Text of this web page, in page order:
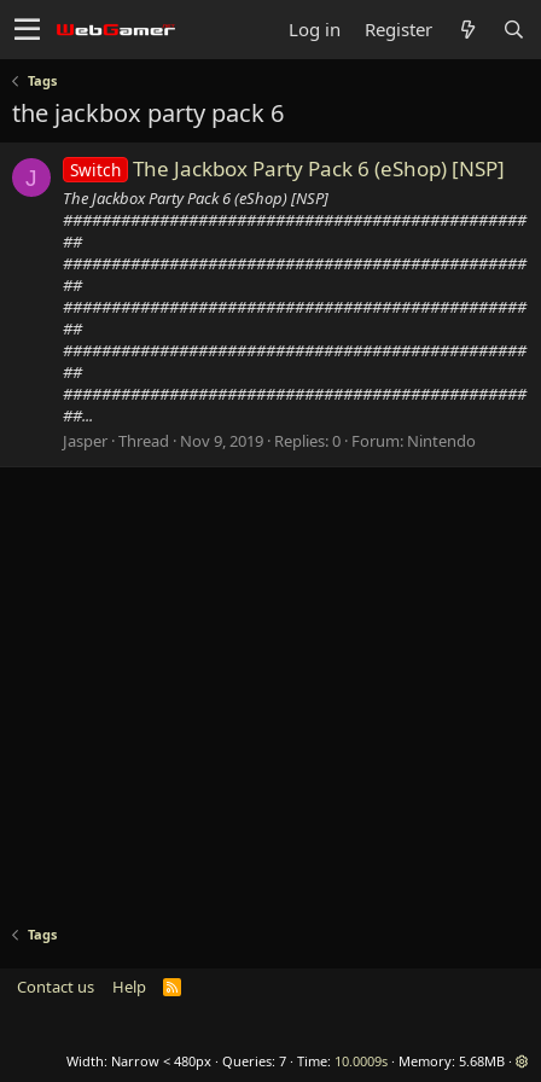
Log in Register
Tags
the jackbox party pack 6
J Switch The Jackbox Party Pack 6 (eShop) [NSP]
The Jackbox Party Pack 6 (eShop) [NSP]
################################################
##
################################################
##
################################################
##
################################################
##
################################################
##...
Jasper Thread Nov 9, 2019 Replies: 0 Forum: Nintendo
Tags
Contact us Help
R
Width Queries 7 Time 10.0009s Memory 5.68MB